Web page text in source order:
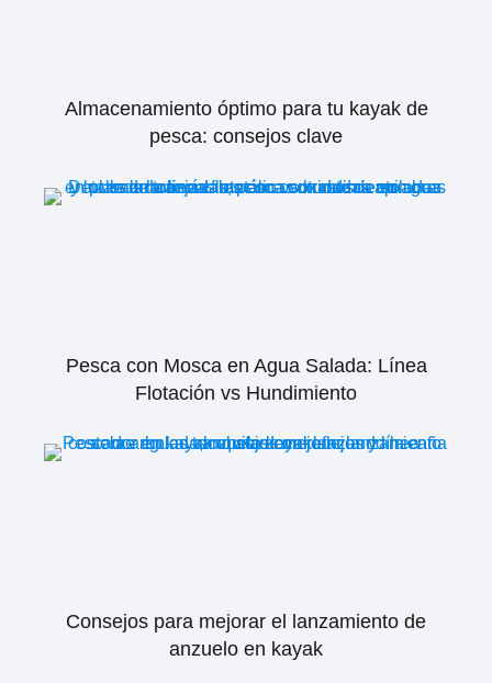
Almacenamiento óptimo para tu kayak de
pesca: consejos clave
Pesca con Mosca en Agua Salada: Línea
Flotación vs Hundimiento
Consejos para mejorar el lanzamiento de
anzuelo en kayak